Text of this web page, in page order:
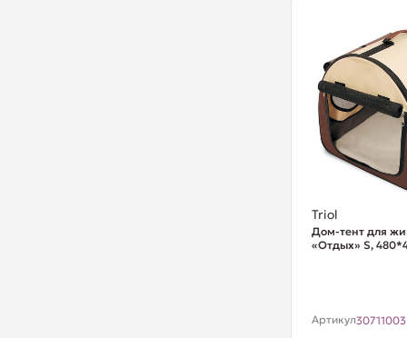
Triol
Дом-тент для
«Отдых» S,
Артикул30711003